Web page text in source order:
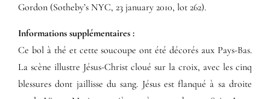
Gordon (Sotheby’s NYC, 23 january 2010, lot 262).
Informations supplémentaires​ :​
Ce bol à thé et cette soucoupe ont été décorés aux Pays-Bas.
La scène illustre Jésus-Christ cloué sur la croix, avec les cinq
blessures dont jaillisse du sang. Jésus est flanqué à sa droite